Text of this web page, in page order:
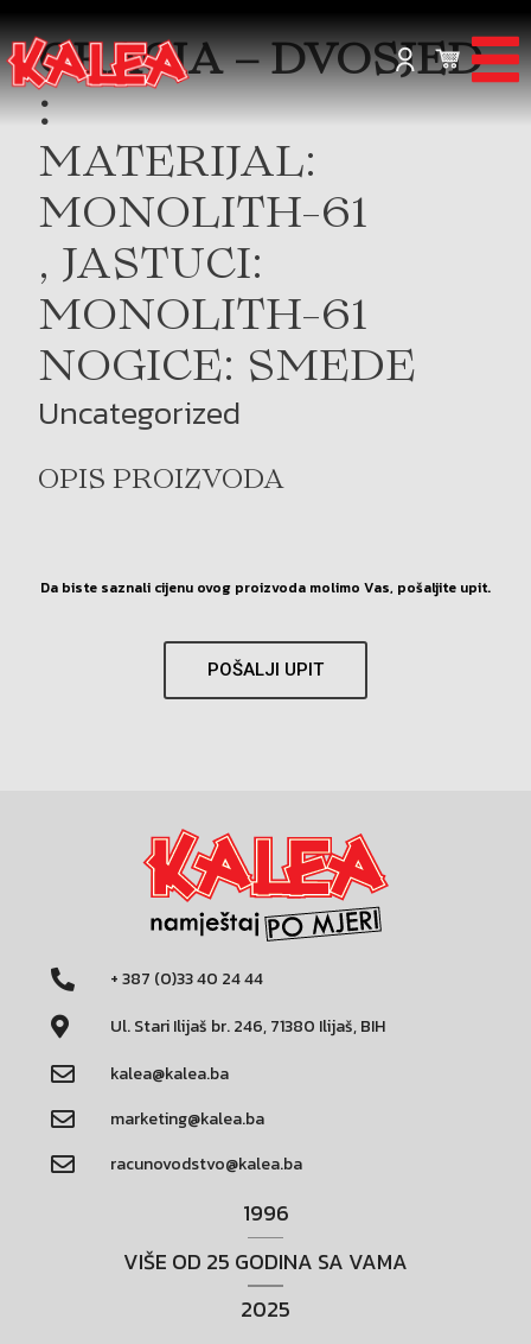
GRACIA – DVOSJED
:
MATERIJAL:
MONOLITH-61
, JASTUCI:
MONOLITH-61
NOGICE: SMEDE
Uncategorized
OPIS PROIZVODA
Da biste saznali cijenu ovog proizvoda molimo Vas, pošaljite upit.
POŠALJI UPIT
+ 387 (0)33 40 24 44
Ul. Stari Ilijaš br. 246, 71380 Ilijaš, BIH
kalea@kalea.ba
marketing@kalea.ba
racunovodstvo@kalea.ba
1996
VIŠE OD 25 GODINA SA VAMA
2025